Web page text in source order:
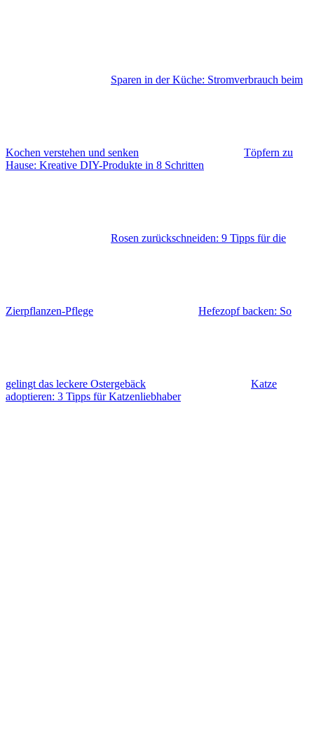
Sparen in der Küche: Stromverbrauch beim
Kochen verstehen und senken
Töpfern zu
Hause: Kreative DIY-Produkte in 8 Schritten
Rosen zurückschneiden: 9 Tipps für die
Zierpflanzen-Pflege Hefezopf backen: So
gelingt das leckere Ostergebäck
Katze
adoptieren: 3 Tipps für Katzenliebhaber